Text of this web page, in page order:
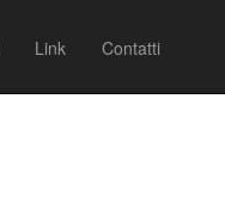
Link Contatti